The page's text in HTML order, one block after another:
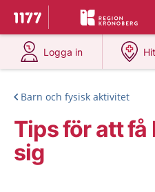
Till startsidan för 1177
Du har valt region
Logga in
på 1177.se
Barn och fysisk aktivitet
Tips för att få
sig